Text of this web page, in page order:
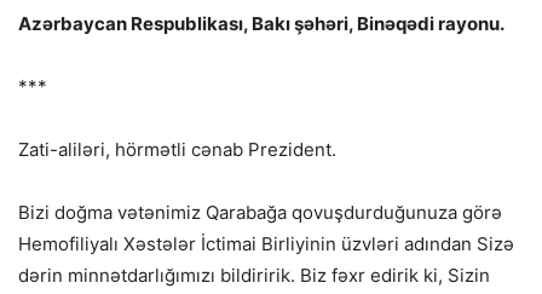
Azərbaycan Respublikası, Bakı şəhəri, Binəqədi rayonu.
***
Zati-aliləri, hörmətli cənab Prezident.
Bizi doğma vətənimiz Qarabağa qovuşdurduğunuza görə
Hemofiliyalı Xəstələr İctimai Birliyinin üzvləri adından Sizə
dərin minnətdarlığımızı bildiririk. Biz fəxr edirik ki, Sizin